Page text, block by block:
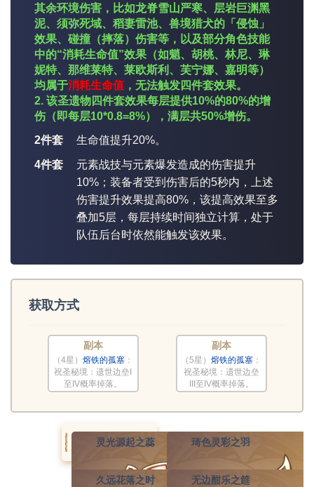
其余环境伤害，比如龙脊雪山严寒、层岩巨渊黑
泥、须弥死域、稻妻雷池、兽境猎犬的「侵蚀」
效果、碰撞（摔落）伤害等，以及部分角色技能
中的“消耗生命值”效果（如魈、胡桃、林尼、琳
妮特、那维莱特、莱欧斯利、芙宁娜、嘉明等）
均属于消耗生命值 ，无法触发四件套效果。
2. 该圣遗物四件套效果每层提供10%的80%的增
伤（即每层10*0.8=8%），满层共50%增伤。
2件套
生命值提升20%。
4件套
元素战技与元素爆发造成的伤害提升
10%；装备者受到伤害后的5秒内，上述
伤害提升效果提高80%，该提高效果至多
叠加5层，每层持续时间独立计算，处于
队伍后台时依然能触发该效果。
获取方式
副本
（4星） 熔铁的孤塞 ：
祝圣秘境：遗世边垒I
至IV概率掉落。
副本
（5星） 熔铁的孤塞 ：
祝圣秘境：遗世边垒
III至IV概率掉落。
灵光源起之蕊 琦色灵彩之羽
久远花落之时 无边酣乐之筵